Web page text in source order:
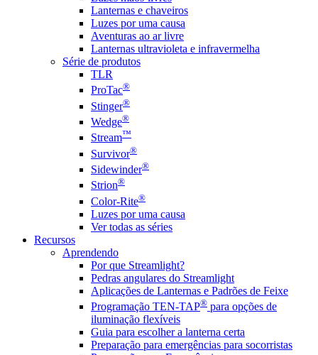
Lanternas e chaveiros
Luzes por uma causa
Aventuras ao ar livre
Lanternas ultravioleta e infravermelha
Série de produtos
TLR
ProTac®
Stinger®
Wedge®
Stream™
Survivor®
Sidewinder®
Strion®
Color-Rite®
Luzes por uma causa
Ver todas as séries
Recursos
Aprendendo
Por que Streamlight?
Pedras angulares do Streamlight
Aplicações de Lanternas e Padrões de Feixe
Programação TEN-TAP® para opções de
iluminação flexíveis
Guia para escolher a lanterna certa
Preparação para emergências para socorristas